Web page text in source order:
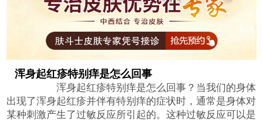
浑身起红疹特别痒是怎么回事
浑身起红疹特别痒是怎么回事？当我们的身体
出现了浑身起红疹并伴有特别痒的症状时，通常是身体对
某种刺激产生了过敏反应所引起的。这种过敏反应可以是